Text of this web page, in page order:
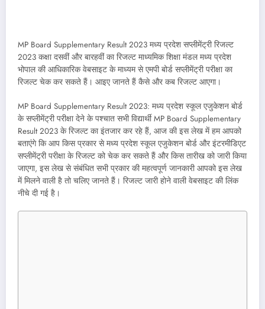
MP Board Supplementary Result 2023 मध्य प्रदेश सप्लीमेंट्री रिजल्ट
2023 कक्षा दसवीं और बारहवीं का रिजल्ट माध्यमिक शिक्षा मंडल मध्य प्रदेश
भोपाल की आधिकारिक वेबसाइट के माध्यम से एमपी बोर्ड सप्लीमेंट्री परीक्षा का
रिजल्ट चेक कर सकते हैं। आइए जानते हैं कैसे और कब रिजल्ट आएगा।
MP Board Supplementary Result 2023: मध्य प्रदेश स्कूल एजुकेशन बोर्ड
के सप्लीमेंट्री परीक्षा देने के पश्चात सभी विद्यार्थी MP Board Supplementary
Result 2023 के रिजल्ट का इंतजार कर रहे हैं, आज की इस लेख में हम आपको
बताएंगे कि आप किस प्रकार से मध्य प्रदेश स्कूल एजुकेशन बोर्ड और इंटरमीडिएट
सप्लीमेंट्री परीक्षा के रिजल्ट को चेक कर सकते हैं और किस तारीख को जारी किया
जाएगा, इस लेख से संबंधित सभी प्रकार की महत्वपूर्ण जानकारी आपको इस लेख
में मिलने वाली है तो चलिए जानते हैं। रिजल्ट जारी होने वाली वेबसाइट की लिंक
नीचे दी गई है।